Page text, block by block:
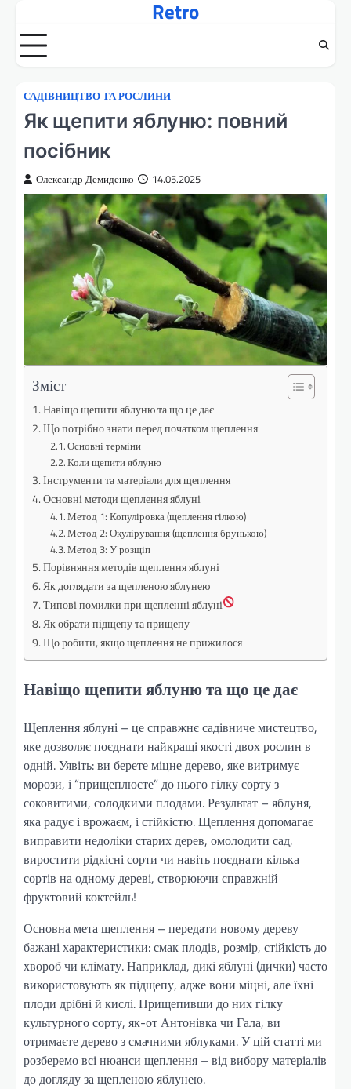
вмісту
Retro
САДІВНИЦТВО ТА РОСЛИНИ
Як щепити яблуню: повний
посібник
Олександр Демиденко 14.05.2025
Зміст
Навіщо щепити яблуню та що це дає
Що потрібно знати перед початком щеплення
Основні терміни
Коли щепити яблуню
Інструменти та матеріали для щеплення
Основні методи щеплення яблуні
Метод 1: Копуліровка (щеплення гілкою)
Метод 2: Окулірування (щеплення брунькою)
Метод 3: У розщіп
Порівняння методів щеплення яблуні
Як доглядати за щепленою яблунею
Типові помилки при щепленні яблуні
Як обрати підщепу та прищепу
Що робити, якщо щеплення не прижилося
Навіщо щепити яблуню та що це дає
Щеплення яблуні – це справжнє садівниче мистецтво,
яке дозволяє поєднати найкращі якості двох рослин в
одній. Уявіть: ви берете міцне дерево, яке витримує
морози, і “прищеплюєте” до нього гілку сорту з
соковитими, солодкими плодами. Результат – яблуня,
яка радує і врожаєм, і стійкістю. Щеплення допомагає
виправити недоліки старих дерев, омолодити сад,
виростити рідкісні сорти чи навіть поєднати кілька
сортів на одному дереві, створюючи справжній
фруктовий коктейль!
Основна мета щеплення – передати новому дереву
бажані характеристики: смак плодів, розмір, стійкість до
хвороб чи клімату. Наприклад, дикі яблуні (дички) часто
використовують як підщепу, адже вони міцні, але їхні
плоди дрібні й кислі. Прищепивши до них гілку
культурного сорту, як-от Антонівка чи Гала, ви
отримаєте дерево з смачними яблуками. У цій статті ми
розберемо всі нюанси щеплення – від вибору матеріалів
до догляду за щепленою яблунею.